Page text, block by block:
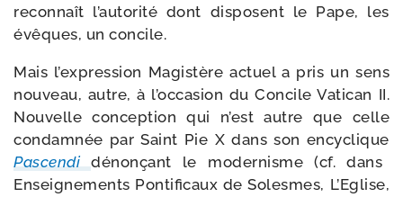
recon­naît l’autorité dont dis­posent le Pape, les
évêques, un concile.
Mais l’expression Magistère actuel a pris un sens
nou­veau, autre, à l’occasion du Concile Vatican II.
Nouvelle concep­tion qui n’est autre que celle
condam­née par Saint Pie X dans son ency­clique
Pascendi
dénon­çant le moder­nisme (cf. dans
Enseignements Pontificaux de Solesmes, L’Eglise,